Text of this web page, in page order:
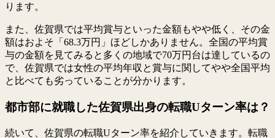
ります。
また、佐賀県では平均賞与といった金額もやや低く、その金
額はおよそ「68.3万円」ほどしかありません。全国の平均賞
与の金額を見てみると多くの地域で70万円台は達しているの
で、佐賀県では女性の平均年収と賞与に関してやや全国平均
と比べても劣っていることが分かります。
都市部に就職した佐賀県出身の転職Uターン率は？
続いて、佐賀県の転職Uターン率を紹介していきます。転職